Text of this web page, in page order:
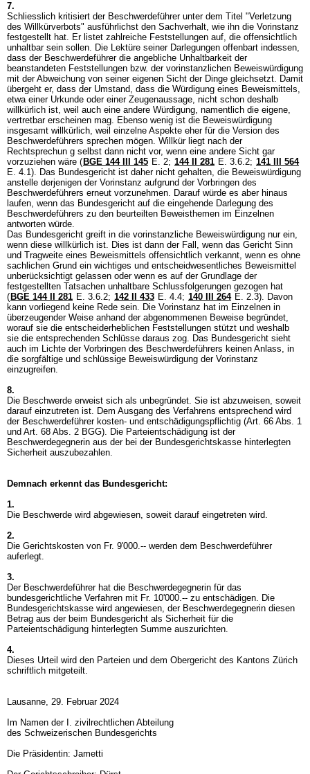
7.
Schliesslich kritisiert der Beschwerdeführer unter dem Titel "Verletzung
des Willkürverbots" ausführlichst den Sachverhalt, wie ihn die Vorinstanz
festgestellt hat. Er listet zahlreiche Feststellungen auf, die offensichtlich
unhaltbar sein sollen. Die Lektüre seiner Darlegungen offenbart indessen,
dass der Beschwerdeführer die angebliche Unhaltbarkeit der
beanstandeten Feststellungen bzw. der vorinstanzlichen Beweiswürdigung
mit der Abweichung von seiner eigenen Sicht der Dinge gleichsetzt. Damit
übergeht er, dass der Umstand, dass die Würdigung eines Beweismittels,
etwa einer Urkunde oder einer Zeugenaussage, nicht schon deshalb
willkürlich ist, weil auch eine andere Würdigung, namentlich die eigene,
vertretbar erscheinen mag. Ebenso wenig ist die Beweiswürdigung
insgesamt willkürlich, weil einzelne Aspekte eher für die Version des
Beschwerdeführers sprechen mögen. Willkür liegt nach der
Rechtsprechun g selbst dann nicht vor, wenn eine andere Sicht gar
vorzuziehen wäre ( BGE 144 III 145 E. 2; 144 II 281 E. 3.6.2; 141 III 564
E. 4.1). Das Bundesgericht ist daher nicht gehalten, die Beweiswürdigung
anstelle derjenigen der Vorinstanz aufgrund der Vorbringen des
Beschwerdeführers erneut vorzunehmen. Darauf würde es aber hinaus
laufen, wenn das Bundesgericht auf die eingehende Darlegung des
Beschwerdeführers zu den beurteilten Beweisthemen im Einzelnen
antworten würde.
Das Bundesgericht greift in die vorinstanzliche Beweiswürdigung nur ein,
wenn diese willkürlich ist. Dies ist dann der Fall, wenn das Gericht Sinn
und Tragweite eines Beweismittels offensichtlich verkannt, wenn es ohne
sachlichen Grund ein wichtiges und entscheidwesentliches Beweismittel
unberücksichtigt gelassen oder wenn es auf der Grundlage der
festgestellten Tatsachen unhaltbare Schlussfolgerungen gezogen hat
( BGE 144 II 281 E. 3.6.2; 142 II 433 E. 4.4; 140 III 264 E. 2.3). Davon
kann vorliegend keine Rede sein. Die Vorinstanz hat im Einzelnen in
überzeugender Weise anhand der abgenommenen Beweise begründet,
worauf sie die entscheiderheblichen Feststellungen stützt und weshalb
sie die entsprechenden Schlüsse daraus zog. Das Bundesgericht sieht
auch im Lichte der Vorbringen des Beschwerdeführers keinen Anlass, in
die sorgfältige und schlüssige Beweiswürdigung der Vorinstanz
einzugreifen.
8.
Die Beschwerde erweist sich als unbegründet. Sie ist abzuweisen, soweit
darauf einzutreten ist. Dem Ausgang des Verfahrens entsprechend wird
der Beschwerdeführer kosten- und entschädigungspflichtig (Art. 66 Abs. 1
und Art. 68 Abs. 2 BGG). Die Parteientschädigung ist der
Beschwerdegegnerin aus der bei der Bundesgerichtskasse hinterlegten
Sicherheit auszubezahlen.
Demnach erkennt das Bundesgericht:
1.
Die Beschwerde wird abgewiesen, soweit darauf eingetreten wird.
2.
Die Gerichtskosten von Fr. 9'000.-- werden dem Beschwerdeführer
auferlegt.
3.
Der Beschwerdeführer hat die Beschwerdegegnerin für das
bundesgerichtliche Verfahren mit Fr. 10'000.-- zu entschädigen. Die
Bundesgerichtskasse wird angewiesen, der Beschwerdegegnerin diesen
Betrag aus der beim Bundesgericht als Sicherheit für die
Parteientschädigung hinterlegten Summe auszurichten.
4.
Dieses Urteil wird den Parteien und dem Obergericht des Kantons Zürich
schriftlich mitgeteilt.
Lausanne, 29. Februar 2024
Im Namen der I. zivilrechtlichen Abteilung
des Schweizerischen Bundesgerichts
Die Präsidentin: Jametti